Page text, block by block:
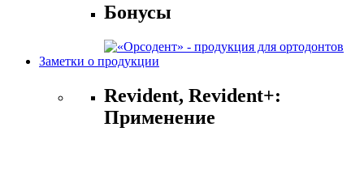
Бонусы
Заметки о продукции
Revident, Revident+:
Применение